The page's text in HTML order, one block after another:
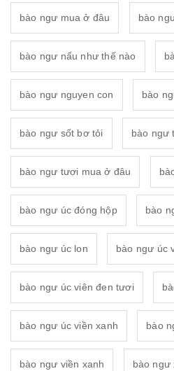
bào ngư mua ở đâu bào
bào ngư nấu như thế nào
bào ngư nguyen con bào
bào ngư sốt bơ tỏi bào ngư
bào ngư tươi mua ở đâu
bào ngư úc đóng hộp bào
bào ngư úc lon bào ngư úc
bào ngư úc viên đen tươi
bào ngư úc viền xanh bào
bào ngư viền xanh bào ngư